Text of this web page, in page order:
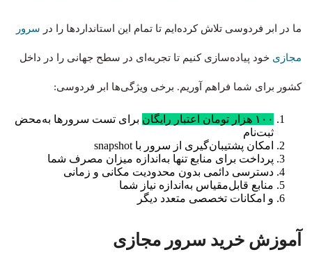
ما در ابر فردوسی تلاش کرده‌ایم تا تمام این استانداردها را در سرور
مجازی خود پیاده‌سازی کنیم تا تجربه‌ای در سطح جهانی را در داخل
کشور برای شما فراهم آوریم. برخی ویژگی‌ها ابر فردوسی:
۱۰۰ هزار تومان اعتبار رایگان
برای تست سرورها به‌محض
ثبت‌نام
امکان پشتیبان‌گیری از سرور با snapshot
پرداخت برای منابع تنها به‌اندازه میزان مصرف شما
دسترسی دائمی بدون محدودیت مکانی و زمانی
منابع قابل‌مقیاس به‌اندازه نیاز شما
و امکانات تخصصی متعدد دیگر
آموزش خرید سرور مجازی